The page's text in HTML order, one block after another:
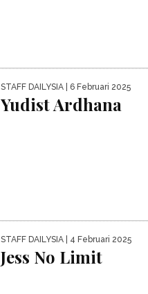
STAFF DAILYSIA | 6 Februari 2025
Yudist Ardhana
STAFF DAILYSIA | 4 Februari 2025
Jess No Limit